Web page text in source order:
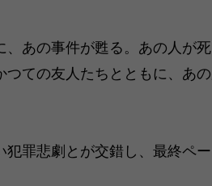
あの事件が甦る。あの人が死
ての友人たちとともに、あ
罪悲劇とが交錯し、最終ペ